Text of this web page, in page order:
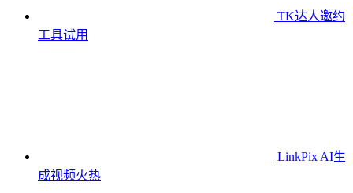
TK达人邀约
工具试用
LinkPix AI生
成视频火热